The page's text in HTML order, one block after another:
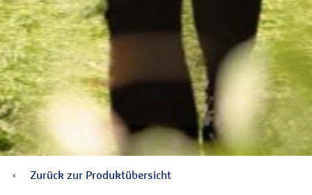
Zurück zur Produktübersicht